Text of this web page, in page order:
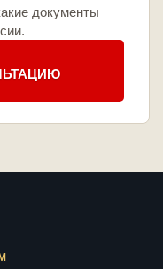
документы